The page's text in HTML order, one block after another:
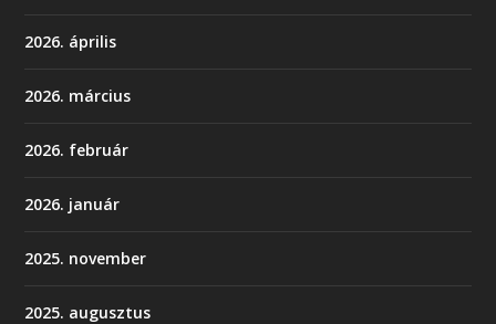
2026. április
2026. március
2026. február
2026. január
2025. november
2025. augusztus